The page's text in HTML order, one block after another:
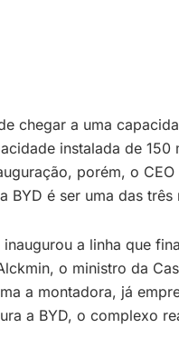
chegar a uma
instalada de
porém, o
BYD é ser uma das
a linha que
o ministro da
a montadora, já
a BYD, o complexo